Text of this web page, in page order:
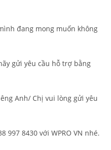
đang mong muốn không
gửi yêu cầu hỗ trợ bằng
Anh/ Chị vui lòng gửi yêu
997 8430 với WPRO VN nhé.